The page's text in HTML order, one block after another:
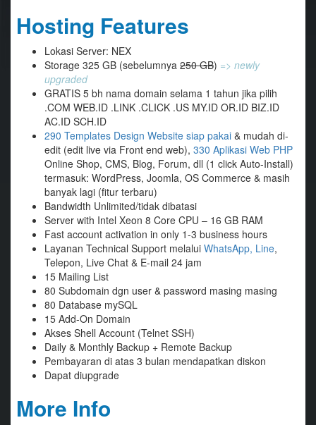
Hosting Features
Lokasi Server: NEX
Storage 325 GB (sebelumnya 250 GB) => newly
upgraded
GRATIS 5 bh nama domain selama 1 tahun jika pilih
.COM WEB.ID .LINK .CLICK .US MY.ID OR.ID BIZ.ID
AC.ID SCH.ID
290 Templates Design Website siap pakai & mudah di-
edit (edit live via Front end web), 330 Aplikasi Web PHP
Online Shop, CMS, Blog, Forum, dll (1 click Auto-Install)
termasuk: WordPress, Joomla, OS Commerce & masih
banyak lagi (fitur terbaru)
Bandwidth Unlimited/tidak dibatasi
Server with Intel Xeon 8 Core CPU – 16 GB RAM
Fast account activation in only 1-3 business hours
Layanan Technical Support melalui WhatsApp, Line,
Telepon, Live Chat & E-mail 24 jam
15 Mailing List
80 Subdomain dgn user & password masing masing
80 Database mySQL
15 Add-On Domain
Akses Shell Account (Telnet SSH)
Daily & Monthly Backup + Remote Backup
Pembayaran di atas 3 bulan mendapatkan diskon
Dapat diupgrade
More Info